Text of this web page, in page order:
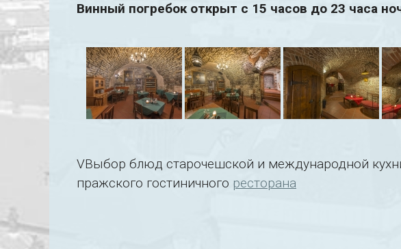
Винный погребок открыт с 15 часов до 23 часа
VВыбор блюд старочешской и международной
пражского гостиничного ресторана